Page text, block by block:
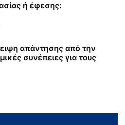
ή έφεσης:
απάντησης από την
συνέπειες για τους